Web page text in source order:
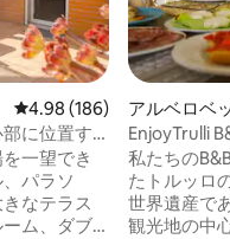
レビュー186件、5つ星中
4.98 (186)
に位置す
一望でき
パラソ
なテラス
ム、ダブ
アルベロベ
EnjoyTrulli
私たちの
たトルッロ
世界遺産で
観光地の中